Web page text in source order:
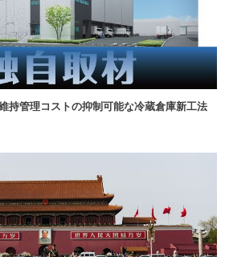
持管理コストの抑制可能な冷蔵倉庫新工法